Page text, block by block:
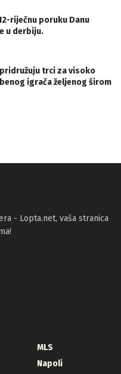
riječnu poruku Danu
u derbiju.
trci za visoko
igrača željenog širom
- Lopta.net, vaša stranica
MLS
Napoli